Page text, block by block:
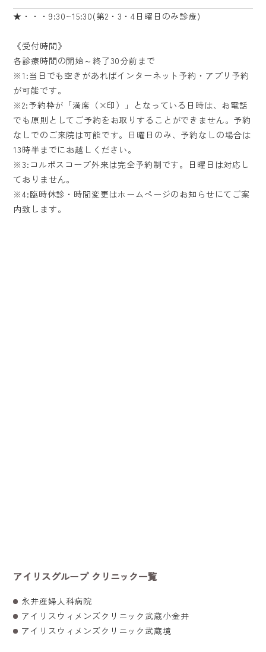
★・・・9:30~15:30(第2・3・4日曜日のみ診療)
《受付時間》
各診療時間の開始～終了30分前まで
※1:当日でも空きがあればインターネット予約・アプリ予約
が可能です。
※2:予約枠が「満席（×印）」となっている日時は、お電話
でも原則としてご予約をお取りすることができません。予約
なしでのご来院は可能です。日曜日のみ、予約なしの場合は
13時半までにお越しください。
※3:コルポスコープ外来は完全予約制です。日曜日は対応し
ておりません。
※4:臨時休診・時間変更はホームページのお知らせにてご案
内致します。
アイリスグループ クリニック一覧
永井産婦人科病院
アイリスウィメンズクリニック武蔵小金井
アイリスウィメンズクリニック武蔵境